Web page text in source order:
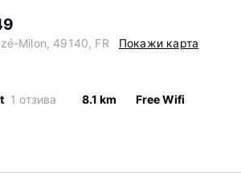
Milon, 49140, FR Покажи карта
1 отзива 8.1 km Free Wifi